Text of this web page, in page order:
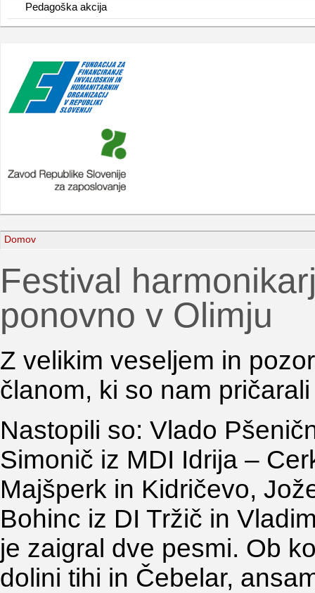
Pedagoška akcija
Domov
Festival
ponovno v Olimju
Z velikim veseljem in
članom, ki so nam
Nastopili so: Vlado
Simonič iz MDI Idrija –
Majšperk in Kidričevo,
Bohinc iz DI Tržič in
je zaigral dve pesmi. Ob
dolini tihi in Čebelar,